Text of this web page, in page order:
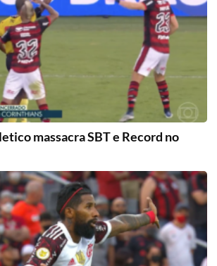
massacra SBT e Record no